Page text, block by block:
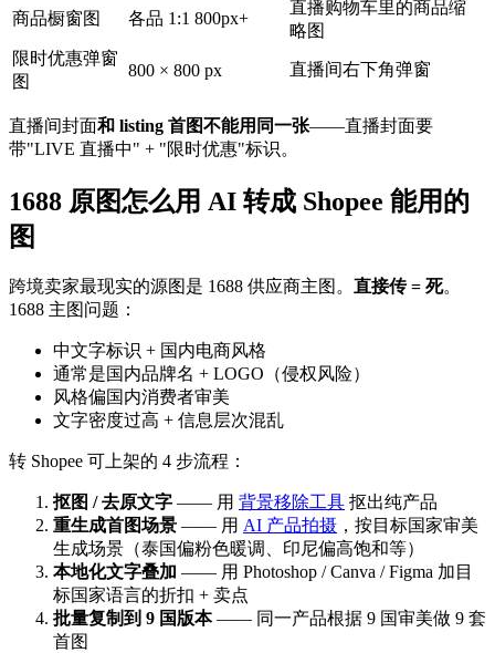
商品橱窗图 各品 1:1 800px+
直播购物车里的商品缩
略图
限时优惠弹窗
图
800 × 800 px 直播间右下角弹窗
直播间封面和 listing 首图不能用同一张——直播封面要
带"LIVE 直播中" + "限时优惠"标识。
1688 原图怎么用 AI 转成 Shopee 能用的
图
跨境卖家最现实的源图是 1688 供应商主图。 直接传 = 死。
1688 主图问题：
中文字标识 + 国内电商风格
通常是国内品牌名 + LOGO（侵权风险）
风格偏国内消费者审美
文字密度过高 + 信息层次混乱
转 Shopee 可上架的 4 步流程：
抠图 / 去原文字 —— 用 背景移除工具 抠出纯产品
重生成首图场景 —— 用 AI 产品拍摄 ，按目标国家审美
生成场景（泰国偏粉色暖调、印尼偏高饱和等）
本地化文字叠加 —— 用 Photoshop / Canva / Figma 加目
标国家语言的折扣 + 卖点
批量复制到 9 国版本—— 同一产品根据 9 国审美做 9 套
首图